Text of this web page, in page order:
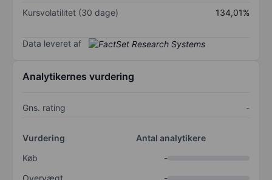
Kursvolatilitet (30 dage)
134,01%
Data leveret af
Analytikernes vurdering
Gns. rating -
Vurdering
Antal analytikere
Køb
-